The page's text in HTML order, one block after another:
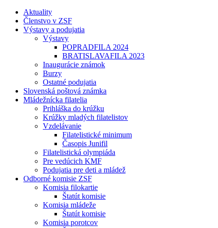
Aktuality
Členstvo v ZSF
Výstavy a podujatia
Výstavy
POPRADFILA 2024
BRATISLAVAFILA 2023
Inaugurácie známok
Burzy
Ostatné podujatia
Slovenská poštová známka
Mládežnícka filatelia
Prihláška do krúžku
Krúžky mladých filatelistov
Vzdelávanie
Filatelistické minimum
Časopis Junifil
Filatelistická olympiáda
Pre vedúcich KMF
Podujatia pre deti a mládež
Odborné komisie ZSF
Komisia filokartie
Štatút komisie
Komisia mládeže
Štatút komisie
Komisia porotcov